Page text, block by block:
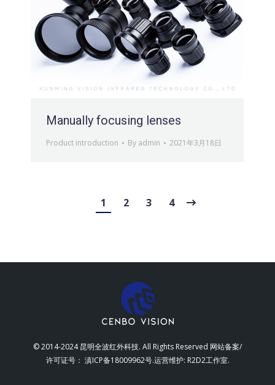
Manually focusing lenses
Product introduction By admin 2021年3月18日
1 2 3 4
© 2014-2024 昆明全波红外科技. All Rights Reserved 网站备案/
许可证号： 滇ICP备18009962号.运营维护: R2D2工作室.